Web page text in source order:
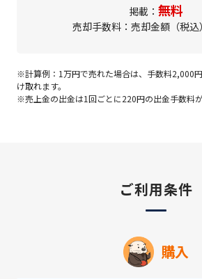
掲載： 無料
売却手数料：売却金額（税
※計算例：1万円で売れた場合は、手数料2,000
け取れます。
※売上金の出金は1回ごとに220円の出金手数料が
ご利用条件
購入